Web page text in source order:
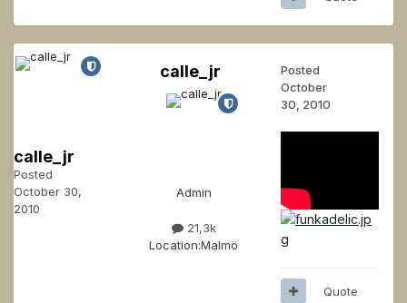
calle_jr
Posted
October 30,
2010
calle_jr
Admin
21,3k
Location:Malmö
Posted
October
30, 2010
Quote